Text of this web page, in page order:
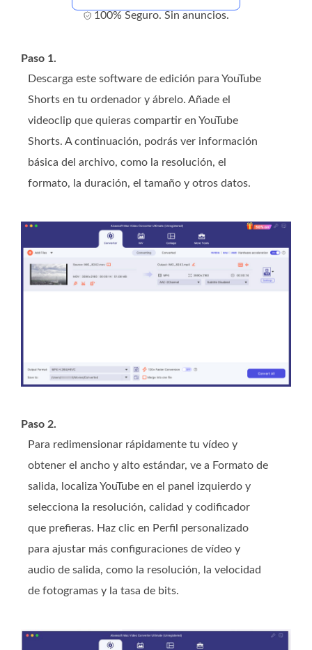
100% Seguro. Sin anuncios.
Paso 1.
Descarga este software de edición para YouTube
Shorts en tu ordenador y ábrelo. Añade el
videoclip que quieras compartir en YouTube
Shorts. A continuación, podrás ver información
básica del archivo, como la resolución, el
formato, la duración, el tamaño y otros datos.
Paso 2.
Para redimensionar rápidamente tu vídeo y
obtener el ancho y alto estándar, ve a Formato de
salida, localiza YouTube en el panel izquierdo y
selecciona la resolución, calidad y codificador
que prefieras. Haz clic en Perfil personalizado
para ajustar más configuraciones de vídeo y
audio de salida, como la resolución, la velocidad
de fotogramas y la tasa de bits.